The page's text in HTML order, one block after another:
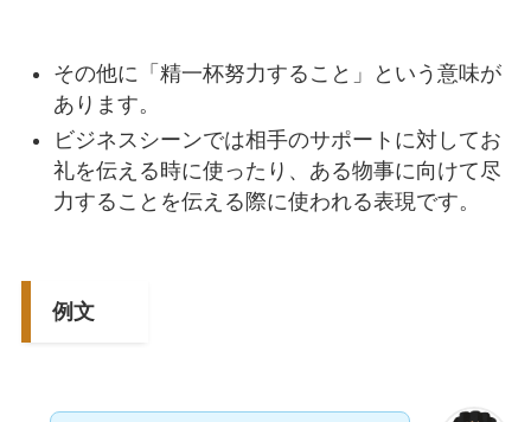
その他に「精一杯努力すること」という意味が
あります。
ビジネスシーンでは相手のサポートに対してお
礼を伝える時に使ったり、ある物事に向けて尽
力することを伝える際に使われる表現です。
例文